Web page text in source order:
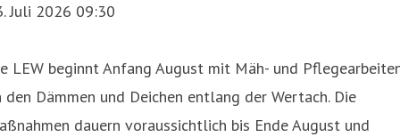
Juli 2026 09:30
LEW beginnt Anfang August mit Mäh- und
den Dämmen und Deichen entlang der Wertach. Die
dauern voraussichtlich bis Ende August und